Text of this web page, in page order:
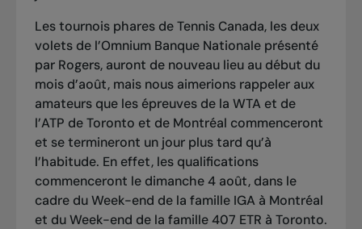
Les tournois phares de Tennis Canada, les deux
volets de l’Omnium Banque Nationale présenté
par Rogers, auront de nouveau lieu au début du
mois d’août, mais nous aimerions rappeler aux
amateurs que les épreuves de la WTA et de
l’ATP de Toronto et de Montréal commenceront
et se termineront un jour plus tard qu’à
l’habitude. En effet, les qualifications
commenceront le dimanche 4 août, dans le
cadre du Week-end de la famille IGA à Montréal
et du Week-end de la famille 407 ETR à Toronto.